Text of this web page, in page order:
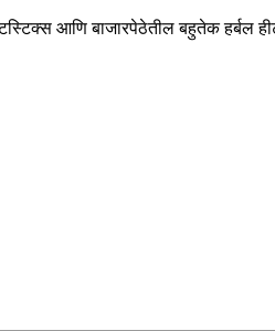
आणि बाजारपेठेतील बहुतेक हर्बल